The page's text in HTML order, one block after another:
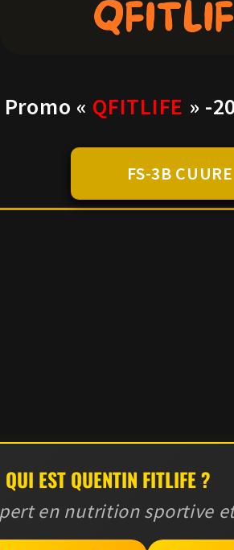
« QFITLIFE » -
FS-3B CUURE
QUI EST QUENTIN FITLIFE ?
en nutrition sportive